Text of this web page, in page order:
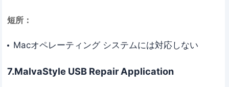
短所：
Macオペレーティング システムには対応しない
7.MalvaStyle USB Repair Application